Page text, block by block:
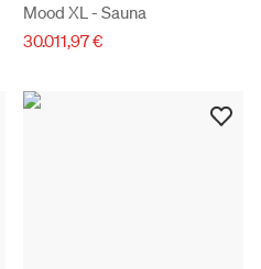
Mood XL - Sauna
30.011,97 €